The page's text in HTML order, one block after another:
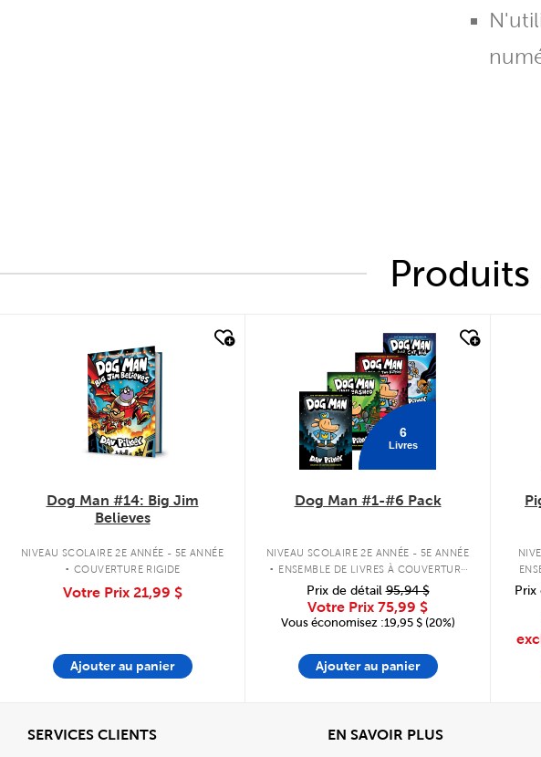
Produits
Dog Man #14: Big Jim
Believes
NIVEAU SCOLAIRE 2E ANNÉE - 5E ANNÉE
. COUVERTURE RIGIDE
Votre Prix 21,99 $
Ajouter au panier
6
Livres
Dog Man #1-#6 Pack
NIVEAU SCOLAIRE 2E ANNÉE - 5E ANNÉE
. ENSEMBLE DE LIVRES À COUVERTURE
RIGIDE
Prix de détail95,94 $
Votre Prix 75,99 $
Vous économisez :19,95 $ (20%)
Ajouter au panier
Prix
SERVICES CLIENTSAfficher EN SAVOIR PLUSView